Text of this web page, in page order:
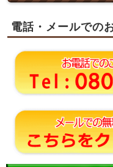
電話・メールでの